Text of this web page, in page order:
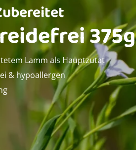
375g
Lamm als Hauptzutat
& hypoallergen